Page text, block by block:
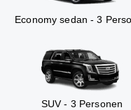
Economy sedan - 3
SUV - 3 Personen